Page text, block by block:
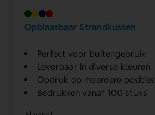
Opblaasbaar Strandkussen
Perfect voor buitengebruik
Leverbaar in diverse kleuren
Opdruk op meerdere posities
Bedrukken vanaf 100 stuks